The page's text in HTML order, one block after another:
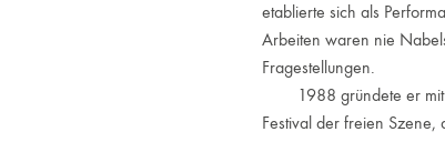
etablierte sich als
Arbeiten waren nie
Fragestellungen.
1988 gründete er mit
Festival der freien Szene,